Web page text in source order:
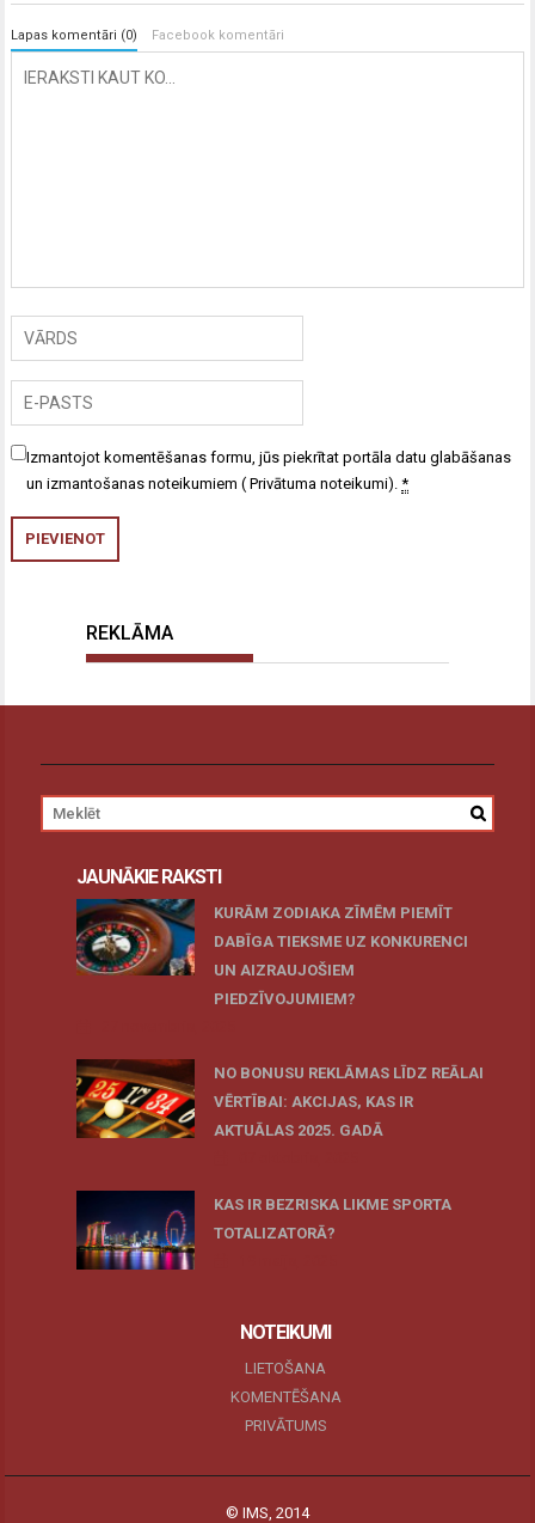
Lapas komentāri (0) Facebook komentāri
Izmantojot komentēšanas formu, jūs piekrītat portāla datu glabāšanas
un izmantošanas noteikumiem ( Privātuma noteikumi).*
REKLĀMA
JAUNĀKIE RAKSTI
KURĀM ZODIAKA ZĪMĒM PIEMĪT
DABĪGA TIEKSME UZ KONKURENCI
UN AIZRAUJOŠIEM
PIEDZĪVOJUMIEM?
NO BONUSU REKLĀMAS LĪDZ REĀLAI
VĒRTĪBAI: AKCIJAS, KAS IR
AKTUĀLAS 2025. GADĀ
KAS IR BEZRISKA LIKME SPORTA
TOTALIZATORĀ?
NOTEIKUMI
LIETOŠANA
KOMENTĒŠANA
PRIVĀTUMS
© IMS, 2014